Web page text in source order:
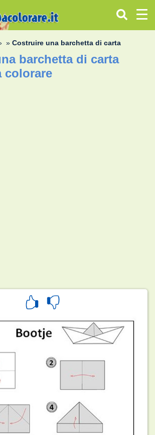
»Costruire una barchetta di carta
barchetta di carta
colorare